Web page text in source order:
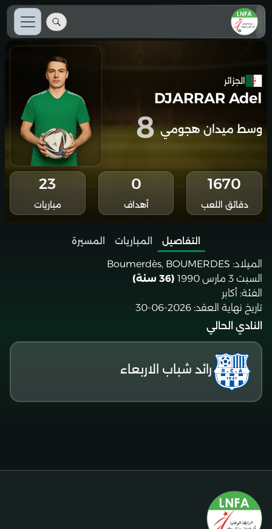
الجزائر
DJARRAR Adel
وسط ميدان هجومي 8
1670
دقائق اللعب
0
أهداف
23
مباريات
التفاصيل المباريات
المسيرة
الميلاد: Boumerdès, BOUMERDES
السبت 3 مارس 1990
(36 سنة)
الفئة: أكابر
تاريخ نهاية العقد: 2026-06-30
النادي الحالي
رائد شباب الاربعاء